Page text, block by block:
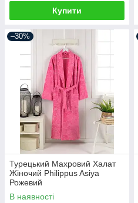
Купити
–30%
Турецький Махровий Халат
Жіночий Philippus Asiya
Рожевий
В наявності